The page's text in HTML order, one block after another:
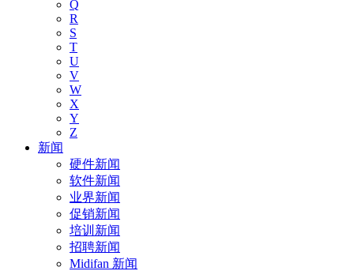
Q
R
S
T
U
V
W
X
Y
Z
新闻
硬件新闻
软件新闻
业界新闻
促销新闻
培训新闻
招聘新闻
Midifan 新闻